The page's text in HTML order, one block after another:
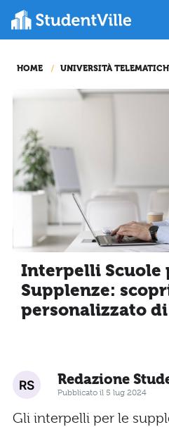
HOME UNIVERSITÀ
Interpelli Scuole
Supplenze:
personalizzato
Redazione
Pubblicato il 5 lug 2024
Gli interpelli per le